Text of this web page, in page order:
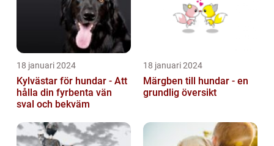
18 januari 2024
Kylvästar för hundar - Att
hålla din fyrbenta vän
sval och bekväm
18 januari 2024
Märgben till hundar - en
grundlig översikt